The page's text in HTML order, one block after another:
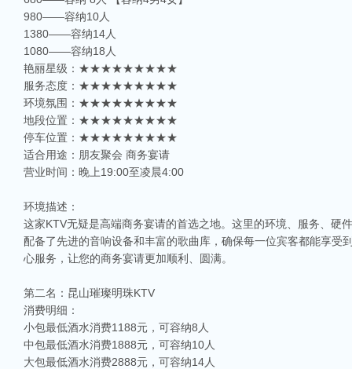
980——容纳10人
1380——容纳14人
1080——容纳18人
艳丽星级：★★★★★★★★★
服务态度：★★★★★★★★★
环境氛围：★★★★★★★★★
地段位置：★★★★★★★★★
停车位置：★★★★★★★★★
适合用途：朋友聚会 商务宴请
营业时间：晚上19:00至凌晨4:00
环境描述：
这家KTV无疑是高端商务宴请的首选之地。这里的环境、服务、硬
配备了先进的音响设备和丰富的歌曲库，确保每一位宾客都能享
心服务，让您的商务宴请更加顺利、圆满。
第二名：昆山璀璨明珠KTV
消费明细：
小包最低酒水消费1188元，可容纳8人
中包最低酒水消费1888元，可容纳10人
大包最低酒水消费2888元，可容纳14人